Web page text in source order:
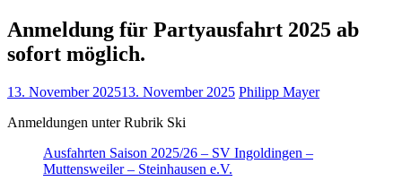
Anmeldung für Partyausfahrt 2025 ab
sofort möglich.
13. November 202513. November 2025 Philipp Mayer
Anmeldungen unter Rubrik Ski
Ausfahrten Saison 2025/26 – SV Ingoldingen –
Muttensweiler – Steinhausen e.V.